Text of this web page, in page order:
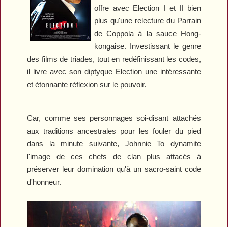
offre avec Election I et II bien
plus qu'une relecture du Parrain
de Coppola à la sauce Hong-
kongaise. Investissant le genre
des films de triades, tout en redéfinissant les codes,
il livre avec son diptyque Election une intéressante
et étonnante réflexion sur le pouvoir.
Car, comme ses personnages soi-disant attachés
aux traditions ancestrales pour les fouler du pied
dans la minute suivante, Johnnie To dynamite
l'image de ces chefs de clan plus attacés à
préserver leur domination qu'à un sacro-saint code
d'honneur.